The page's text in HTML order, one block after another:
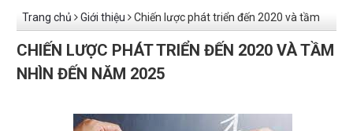
Trang chủ Giới thiệu Chiến lược phát triển đến 2020 và tầm
nhìn đến năm 2025
CHIẾN LƯỢC PHÁT TRIỂN ĐẾN 2020 VÀ TẦM
NHÌN ĐẾN NĂM 2025